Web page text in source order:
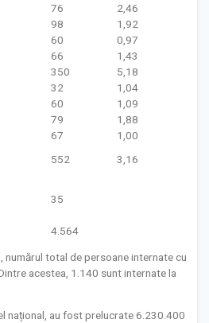
76
2,46
98
1,92
60
0,97
66
1,43
350
5,18
32
1,04
60
1,09
79
1,88
67
1,00
552 3,16
35
4.564
numărul total de persoane internate cu
acestea, 1.140 sunt internate la
național, au fost prelucrate 6.230.400